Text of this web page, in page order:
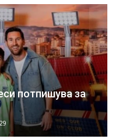
потпишува за